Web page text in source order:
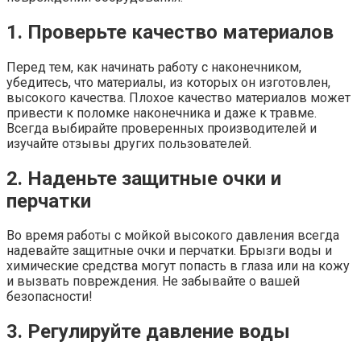
1. Проверьте качество материалов
Перед тем, как начинать работу с наконечником,
убедитесь, что материалы, из которых он изготовлен,
высокого качества. Плохое качество материалов может
привести к поломке наконечника и даже к травме.
Всегда выбирайте проверенных производителей и
изучайте отзывы других пользователей.
2. Наденьте защитные очки и
перчатки
Во время работы с мойкой высокого давления всегда
надевайте защитные очки и перчатки. Брызги воды и
химические средства могут попасть в глаза или на кожу
и вызвать повреждения. Не забывайте о вашей
безопасности!
3. Регулируйте давление воды